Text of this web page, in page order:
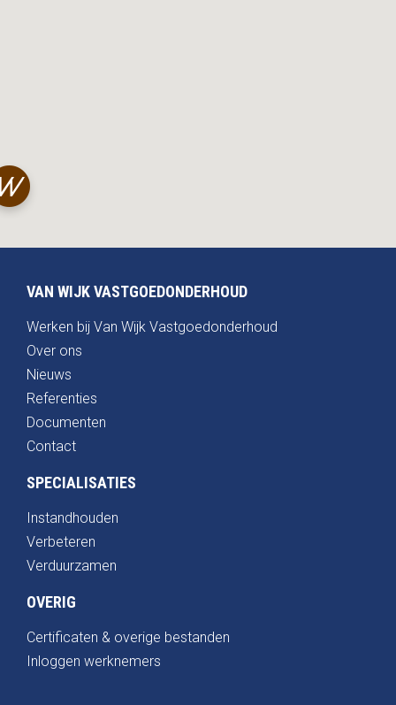
VAN WIJK VASTGOEDONDERHOUD
Werken bij Van Wijk Vastgoedonderhoud
Over ons
Nieuws
Referenties
Documenten
Contact
SPECIALISATIES
Instandhouden
Verbeteren
Verduurzamen
OVERIG
Certificaten & overige bestanden
Inloggen werknemers